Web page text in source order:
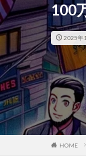
100
2025年
HOME